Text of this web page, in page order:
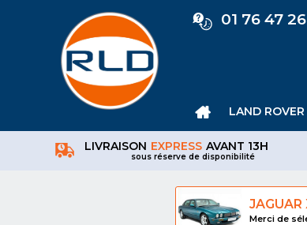
01 76 47
LAND ROVER
LIVRAISON EXPRESS AVANT 13H
sous réserve de disponibilité
JAGUAR
Merci de